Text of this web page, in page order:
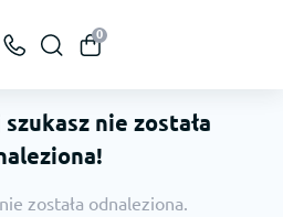
0
nie została
została odnaleziona.